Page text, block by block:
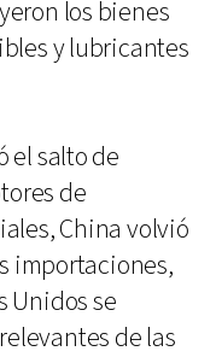
los bienes
y lubricantes
el salto de
de
China volvió
importaciones,
Unidos se
de las